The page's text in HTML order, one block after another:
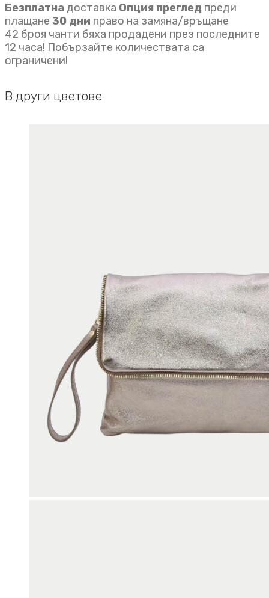
Безплатна доставка Опция преглед преди
плащане 30 дни право на замяна/връщане
42 броя чанти бяха продадени през последните
12 часа! Побързайте количествата са
ограничени!
В други цветове